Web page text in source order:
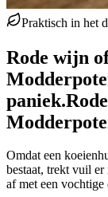
Praktisch in het
Rode wijn
paniek.
Omdat een
bestaat, trekt vuil
af met een